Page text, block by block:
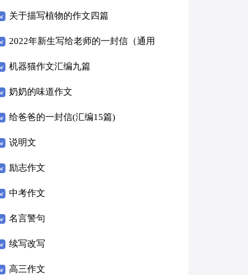
关于描写植物的作文四篇
2022年新生写给老师的一封信（通用
8篇）
机器猫作文汇编九篇
奶奶的味道作文
给爸爸的一封信(汇编15篇)
说明文
励志作文
中考作文
名言警句
续写改写
高三作文